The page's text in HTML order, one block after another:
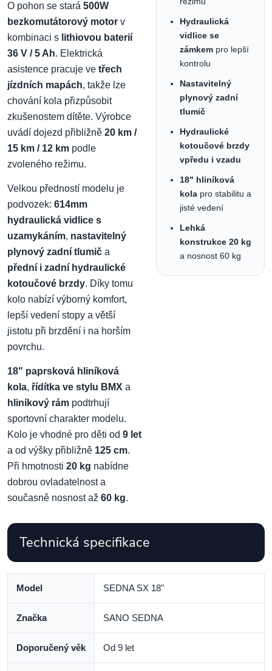
O pohon se stará 500W
bezkomutátorový motor v
kombinaci s lithiovou baterií
36 V / 5 Ah. Elektrická
asistence pracuje ve třech
jízdních mapách, takže lze
chování kola přizpůsobit
zkušenostem dítěte. Výrobce
uvádí dojezd přibližně 20 km /
15 km / 12 km podle
zvoleného režimu.
Velkou předností modelu je
podvozek: 614mm
hydraulická vidlice s
uzamykáním, nastavitelný
plynový zadní tlumič a
přední i zadní hydraulické
kotoučové brzdy. Díky tomu
kolo nabízí výborný komfort,
lepší vedení stopy a větší
jistotu při brzdění i na horším
povrchu.
18" paprsková hliníková
kola, řídítka ve stylu BMX a
hliníkový rám podtrhují
sportovní charakter modelu.
Kolo je vhodné pro děti od 9 let
a od výšky přibližně 125 cm.
Při hmotnosti 20 kg nabídne
dobrou ovladatelnost a
současně nosnost až 60 kg.
Hydraulická
vidlice se
zámkem pro lepší
kontrolu
Nastavitelný
plynový zadní
tlumič
Hydraulické
kotoučové brzdy
vpředu i vzadu
18" hliníková
kola pro stabilitu a
jisté vedení
Lehká
konstrukce 20 kg
a nosnost 60 kg
Technická specifikace
Model SEDNA SX 18"
Značka SANO SEDNA
Doporučený věk Od 9 let